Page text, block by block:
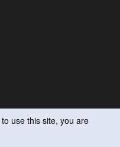
use this site, you are